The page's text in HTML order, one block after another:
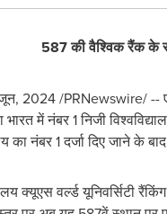
587की वैश्विक रैंक के
2024/PRNewswire/ -- एक
भारत में नंबर 1 निजी
का नंबर 1 दर्जा दिए जाने के
क्यूएस वर्ल्ड यूनिवर्सिटी